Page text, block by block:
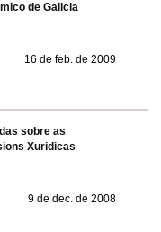
de Galicia
16 de feb. de 2009
sobre as
Xuridicas
9 de dec. de 2008